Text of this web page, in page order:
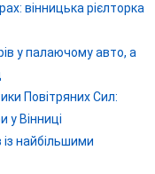
вінницька рієлторка
у палаючому авто, а
Повітряних Сил:
у Вінниці
із найбільшими